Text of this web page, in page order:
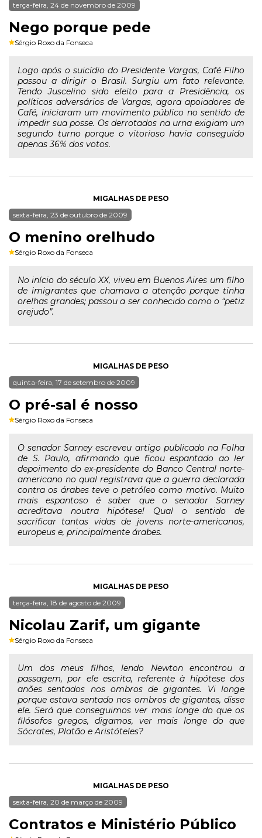
terça-feira, 24 de novembro de 2009
Nego porque pede
Sérgio Roxo da Fonseca
Logo após o suicídio do Presidente Vargas, Café Filho
passou a dirigir o Brasil. Surgiu um fato relevante.
Tendo Juscelino sido eleito para a Presidência, os
políticos adversários de Vargas, agora apoiadores de
Café, iniciaram um movimento público no sentido de
impedir sua posse. Os derrotados na urna exigiam um
segundo turno porque o vitorioso havia conseguido
apenas 36% dos votos.
MIGALHAS DE PESO
sexta-feira, 23 de outubro de 2009
O menino orelhudo
Sérgio Roxo da Fonseca
No início do século XX, viveu em Buenos Aires um filho
de imigrantes que chamava a atenção porque tinha
orelhas grandes; passou a ser conhecido como o “petiz
orejudo”.
MIGALHAS DE PESO
quinta-feira, 17 de setembro de 2009
O pré-sal é nosso
Sérgio Roxo da Fonseca
O senador Sarney escreveu artigo publicado na Folha
de S. Paulo, afirmando que ficou espantado ao ler
depoimento do ex-presidente do Banco Central norte-
americano no qual registrava que a guerra declarada
contra os árabes teve o petróleo como motivo. Muito
mais espantoso é saber que o senador Sarney
acreditava noutra hipótese! Qual o sentido de
sacrificar tantas vidas de jovens norte-americanos,
europeus e, principalmente árabes.
MIGALHAS DE PESO
terça-feira, 18 de agosto de 2009
Nicolau Zarif, um gigante
Sérgio Roxo da Fonseca
Um dos meus filhos, lendo Newton encontrou a
passagem, por ele escrita, referente à hipótese dos
anões sentados nos ombros de gigantes. Vi longe
porque estava sentado nos ombros de gigantes, disse
ele. Será que conseguimos ver mais longe do que os
filósofos gregos, digamos, ver mais longe do que
Sócrates, Platão e Aristóteles?
MIGALHAS DE PESO
sexta-feira, 20 de março de 2009
Contratos e Ministério Público